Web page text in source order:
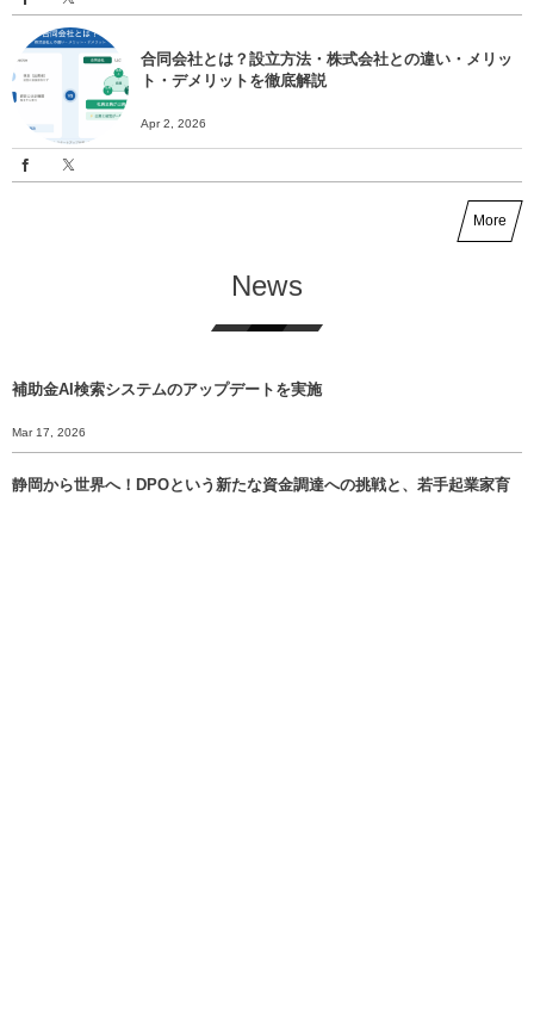
合同会社とは？設立方法・株式会社との違い・メリッ
ト・デメリットを徹底解説
Apr 2, 2026
More
News
補助金AI検索システムのアップデートを実施
Mar 17, 2026
静岡から世界へ！DPOという新たな資金調達への挑戦と、若手起業家育